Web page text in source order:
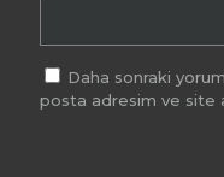
Daha sonraki
posta adresim ve site